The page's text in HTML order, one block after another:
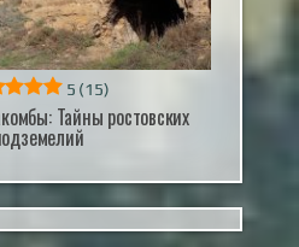
5 (15)
Тайны ростовских